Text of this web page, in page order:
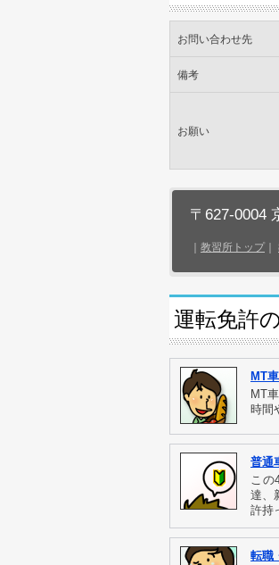
お問い合わせ先
備考
お願い
〒627-0004
教習所トップ
運転免許
MT
MT
時間
普通
こ
達、
許持
転職